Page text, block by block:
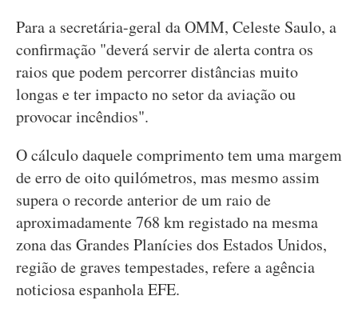
Para a secretária-geral da OMM, Celeste Saulo, a
confirmação "deverá servir de alerta contra os
raios que podem percorrer distâncias muito
longas e ter impacto no setor da aviação ou
provocar incêndios".
O cálculo daquele comprimento tem uma margem
de erro de oito quilómetros, mas mesmo assim
supera o recorde anterior de um raio de
aproximadamente 768 km registado na mesma
zona das Grandes Planícies dos Estados Unidos,
região de graves tempestades, refere a agência
noticiosa espanhola EFE.